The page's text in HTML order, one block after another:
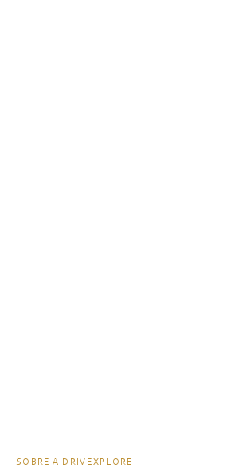
SOBRE A DRIVEXPLORE